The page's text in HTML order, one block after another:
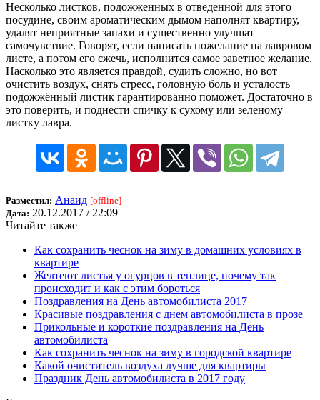
Несколько листков, подожженных в отведенной для этого
посудине, своим ароматическим дымом наполнят квартиру,
удалят неприятные запахи и существенно улучшат
самочувствие. Говорят, если написать пожелание на лавровом
листе, а потом его сжечь, исполнится самое заветное желание.
Насколько это является правдой, судить сложно, но вот
очистить воздух, снять стресс, головную боль и усталость
подожжённый листик гарантированно поможет. Достаточно в
это поверить, и поднести спичку к сухому или зеленому
листку лавра.
Разместил: Анаид [offline]
Дата: 20.12.2017 / 22:09
Читайте также
Как сохранить чеснок на зиму в домашних условиях в
квартире
Желтеют листья у огурцов в теплице, почему так
происходит и как с этим бороться
Поздравления на День автомобилиста 2017
Красивые поздравления с днем автомобилиста в прозе
Прикольные и короткие поздравления на День
автомобилиста
Как сохранить чеснок на зиму в городской квартире
Какой очиститель воздуха лучше для квартиры
Праздник День автомобилиста в 2017 году